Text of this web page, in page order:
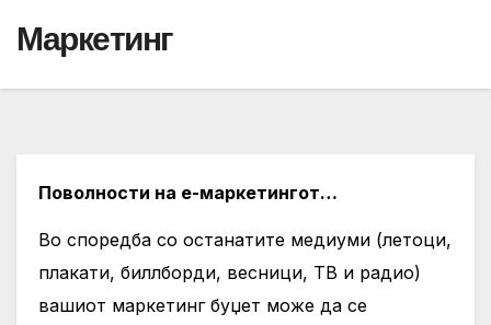
Маркетинг
Поволности на е-маркетингот…
Во споредба со останатите медиуми (летоци,
плакати, биллборди, весници, ТВ и радио)
вашиот маркетинг буџет може да се